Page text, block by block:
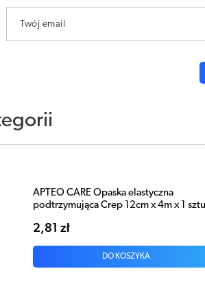
Twój email
NurseaMED Opaska
4 x 15cm x 1 sztuka